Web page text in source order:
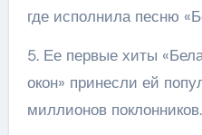
где исполнила песню
5. Ее первые хиты
окон» принесли ей
миллионов поклонников.